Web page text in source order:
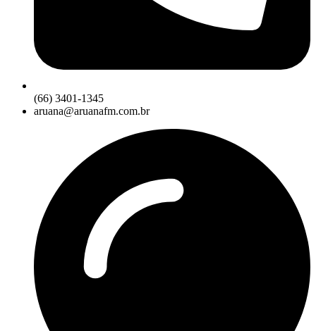
(66) 3401-1345
aruana@aruanafm.com.br